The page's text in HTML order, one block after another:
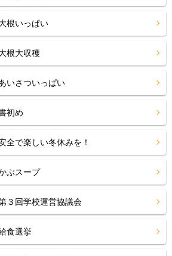
根いっぱい
根大収穫
いさついっぱい
初め
全で楽しい冬休みを！
ぶスープ
３回学校運営協議会
食選挙